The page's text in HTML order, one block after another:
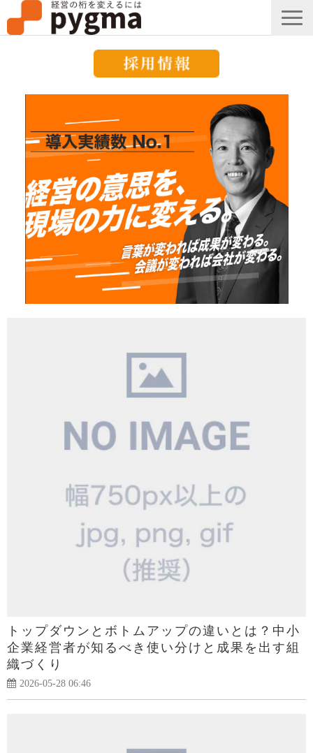
メッセージ
組織改革コラム
ピグマのブログ
セミナー
お知らせ
トップダウンとボトムアップの違いとは？中小
企業経営者が知るべき使い分けと成果を出す組
織づくり
2026-05-28 06:46